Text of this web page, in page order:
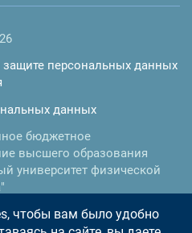
персональных данных
данных
бюджетное
высшего образования
университет физической
Буденного, 161
чтобы вам было удобно